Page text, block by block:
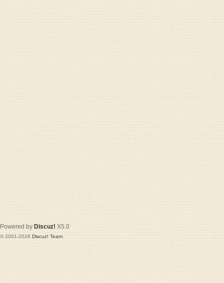
Powered by Discuz! X5.0
© 2001-2026 Discuz! Team